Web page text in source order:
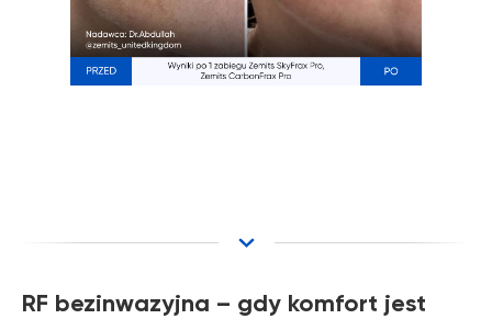
RF bezinwazyjna – gdy komfort jest